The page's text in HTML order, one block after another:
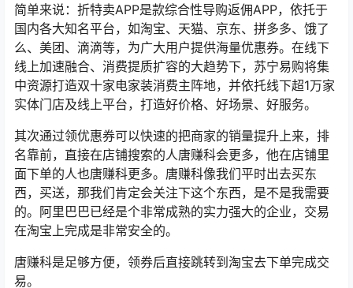
简单来说：折特卖APP是款综合性导购返佣APP，依托于
国内各大知名平台，如淘宝、天猫、京东、拼多多、饿了
么、美团、滴滴等，为广大用户提供海量优惠券。在线下
线上加速融合、消费提质扩容的大趋势下，苏宁易购将集
中资源打造双十家电家装消费主阵地，并依托线下超1万家
实体门店及线上平台，打造好价格、好场景、好服务。
其次通过领优惠券可以快速的把商家的销量提升上来，排
名靠前，直接在店铺搜索的人唐赚科会更多，他在店铺里
面下单的人也唐赚科更多。唐赚科像我们平时出去买东
西，买送，那我们肯定会关注下这个东西，是不是我需要
的。阿里巴巴已经是个非常成熟的实力强大的企业，交易
在淘宝上完成是非常安全的。
唐赚科是足够方便，领券后直接跳转到淘宝去下单完成交
易。